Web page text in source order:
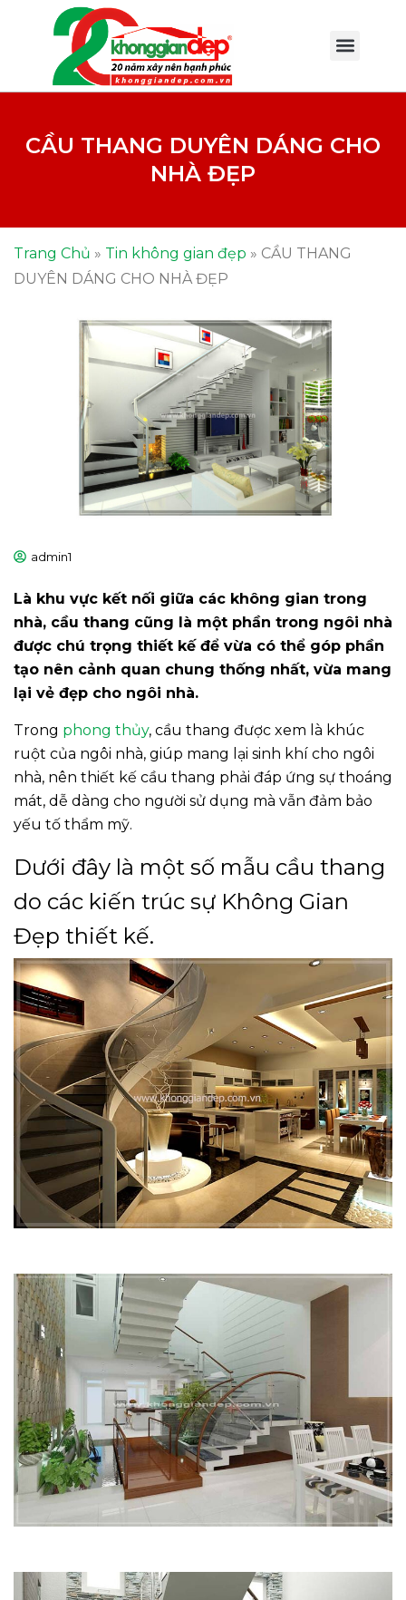
CẦU THANG DUYÊN DÁNG CHO
NHÀ ĐẸP
Trang Chủ » Tin không gian đẹp » CẦU THANG
DUYÊN DÁNG CHO NHÀ ĐẸP
admin1
Là khu vực kết nối giữa các không gian trong
nhà, cầu thang cũng là một phần trong ngôi nhà
được chú trọng thiết kế để vừa có thể góp phần
tạo nên cảnh quan chung thống nhất, vừa mang
lại vẻ đẹp cho ngôi nhà.
Trong phong thủy, cầu thang được xem là khúc
ruột của ngôi nhà, giúp mang lại sinh khí cho ngôi
nhà, nên thiết kế cầu thang phải đáp ứng sự thoáng
mát, dễ dàng cho người sử dụng mà vẫn đảm bảo
yếu tố thẩm mỹ.
Dưới đây là một số mẫu cầu thang
do các kiến trúc sự Không Gian
Đẹp thiết kế.